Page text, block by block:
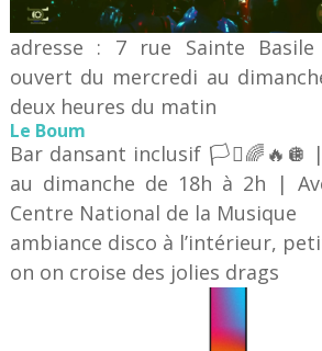
adresse : 7 rue Sainte Basile
ouvert du mercredi au
deux heures du matin
Le Boum
Bar dansant inclusif 🏳️‍⚧️🌈🔥🪩
au dimanche de 18h à 2h |
Centre National de la Musique
ambiance disco à l’intérieur,
on on croise des jolies drags